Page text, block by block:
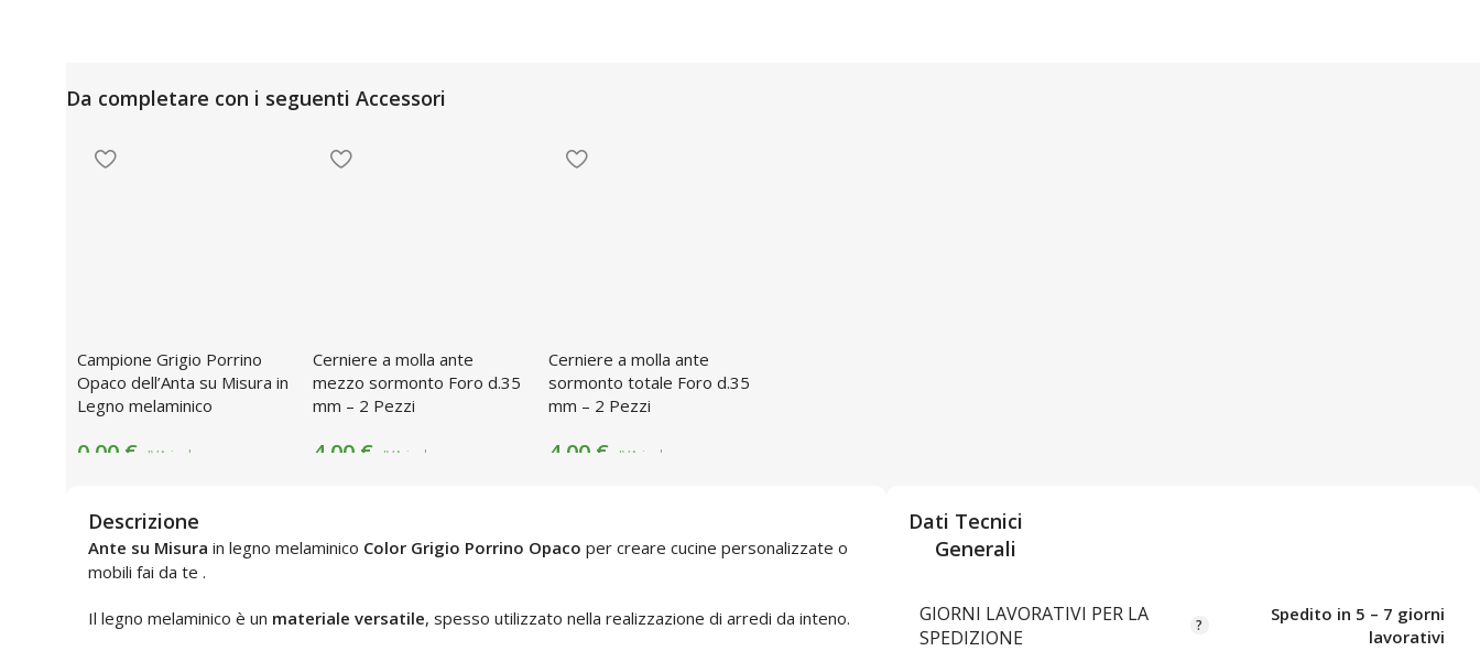
Da completare con i seguenti Accessori
Campione Grigio Porrino
Opaco dell’Anta su Misura in
Legno melaminico
0,00 €
Cerniere a molla ante
mezzo sormonto Foro d.35
mm – 2 Pezzi
4,00 €
Cerniere a molla ante
sormonto totale Foro d.35
mm – 2 Pezzi
4,00 €
Descrizione
Ante su Misura in legno melaminico Color Grigio Porrino Opaco per creare cucine personalizzate o
mobili fai da te .
Il legno melaminico è un materiale versatile, spesso utilizzato nella realizzazione di arredi da inteno.
Dati Tecnici
Generali
GIORNI LAVORATIVI PER LA
SPEDIZIONE
Spedito in 5 – 7 giorni
lavorativi